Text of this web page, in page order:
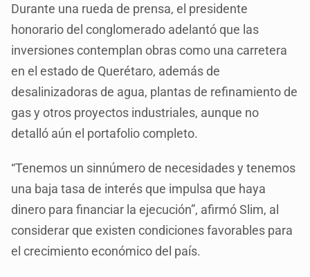
Durante una rueda de prensa, el presidente
honorario del conglomerado adelantó que las
inversiones contemplan obras como una carretera
en el estado de Querétaro, además de
desalinizadoras de agua, plantas de refinamiento de
gas y otros proyectos industriales, aunque no
detalló aún el portafolio completo.
“Tenemos un sinnúmero de necesidades y tenemos
una baja tasa de interés que impulsa que haya
dinero para financiar la ejecución”, afirmó Slim, al
considerar que existen condiciones favorables para
el crecimiento económico del país.